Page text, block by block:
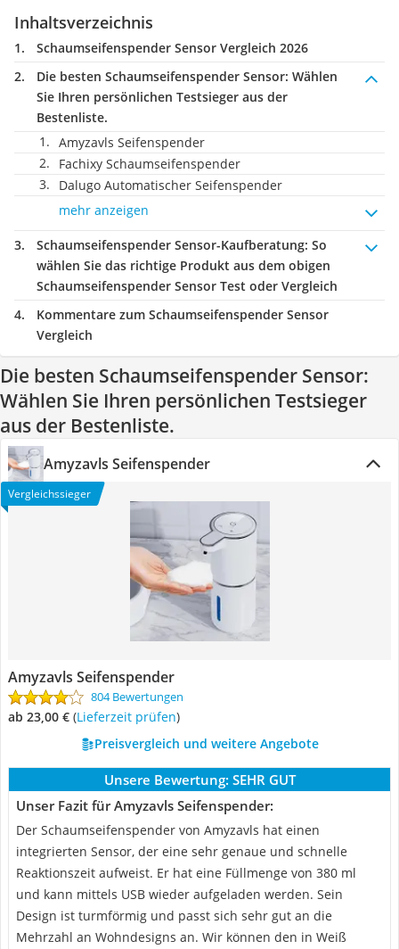
Inhaltsverzeichnis
Schaumseifenspender Sensor Vergleich 2026
Die besten Schaumseifenspender Sensor: Wählen
Sie Ihren persönlichen Testsieger aus der
Bestenliste.
Amyzavls Seifenspender
Fachixy Schaumseifenspender
Dalugo Automatischer Seifenspender
mehr anzeigen
Schaumseifenspender Sensor-Kaufberatung: So
wählen Sie das richtige Produkt aus dem obigen
Schaumseifenspender Sensor Test oder Vergleich
Kommentare zum Schaumseifenspender Sensor
Vergleich
Die besten Schaumseifenspender Sensor:
Wählen Sie Ihren persönlichen Testsieger
aus der Bestenliste.
Amyzavls Seifenspender
Vergleichssieger
Amyzavls Seifenspender
804 Bewertungen
ab 23,00 € (Lieferzeit prüfen)
Preisvergleich und weitere Angebote
Unsere Bewertung: SEHR GUT
Unser Fazit für Amyzavls Seifenspender:
Der Schaumseifenspender von Amyzavls hat einen
integrierten Sensor, der eine sehr genaue und schnelle
Reaktionszeit aufweist. Er hat eine Füllmenge von 380 ml
und kann mittels USB wieder aufgeladen werden. Sein
Design ist turmförmig und passt sich sehr gut an die
Mehrzahl an Wohndesigns an. Wir können den in Weiß